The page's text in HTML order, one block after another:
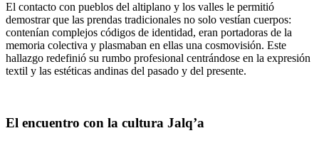
El contacto con pueblos del altiplano y los valles le permitió
demostrar que las prendas tradicionales no solo vestían cuerpos:
contenían complejos códigos de identidad, eran portadoras de la
memoria colectiva y plasmaban en ellas una cosmovisión. Este
hallazgo redefinió su rumbo profesional centrándose en la expresión
textil y las estéticas andinas del pasado y del presente.
El encuentro con la cultura Jalq’a